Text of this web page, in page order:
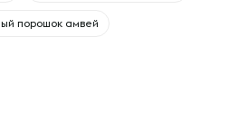
порошок амвей